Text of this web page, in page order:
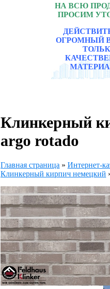
НА ВСЮ
ПРОСИМ
ОГРОМНЫЙ
Клинкерный
argo rotado
Главная страница » Интернет-
Клинкерный кирпич немецкий